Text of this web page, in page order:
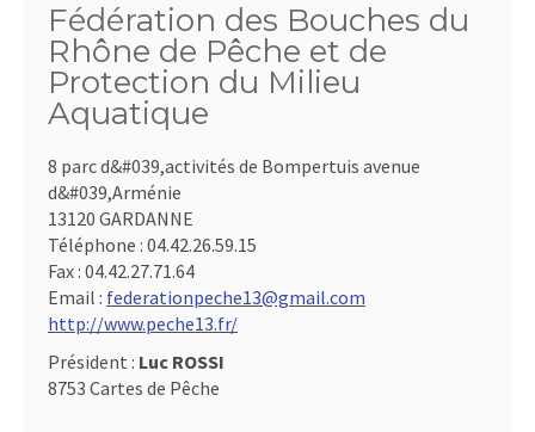
Fédération des Bouches du
Rhône de Pêche et de
Protection du Milieu
Aquatique
8 parc d&#039,activités de Bompertuis avenue
d&#039,Arménie
13120 GARDANNE
Téléphone : 04.42.26.59.15
Fax : 04.42.27.71.64
Email : federationpeche13@gmail.com
http://www.peche13.fr/
Président : Luc ROSSI
8753 Cartes de Pêche